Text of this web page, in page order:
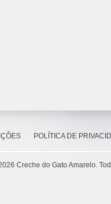
POLÍTICA DE
Creche do Gato Amarelo.